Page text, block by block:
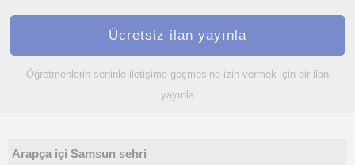
Ücretsiz ilan yayınla
Öğretmenlerin seninle iletişime geçmesine izin vermek için bir ilan
yayınla
Arapça içi Samsun sehri